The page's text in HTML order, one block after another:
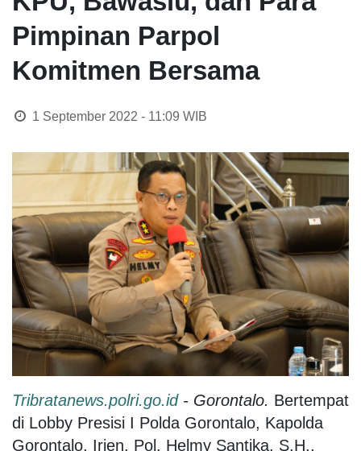
Pimpinan Parpol
Komitmen Bersama
1 September 2022 - 11:09 WIB
Tribratanews.polri.go.id- Gorontalo. Bertempat
di Lobby Presisi I Polda Gorontalo, Kapolda
Gorontalo, Irjen. Pol. Helmy Santika, S.H.,